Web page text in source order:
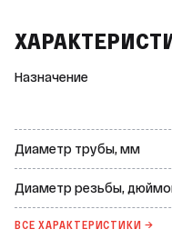
Назначение
Диаметр трубы, мм
Диаметр резьбы,
ВСЕ ХАРАКТЕРИСТИКИ →